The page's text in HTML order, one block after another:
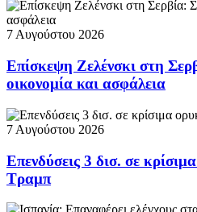
7 Αυγούστου 2026
Επίσκεψη Ζελένσκι στη
οικονομία και ασφάλεια
7 Αυγούστου 2026
Επενδύσεις 3 δισ. σε
Τραμπ